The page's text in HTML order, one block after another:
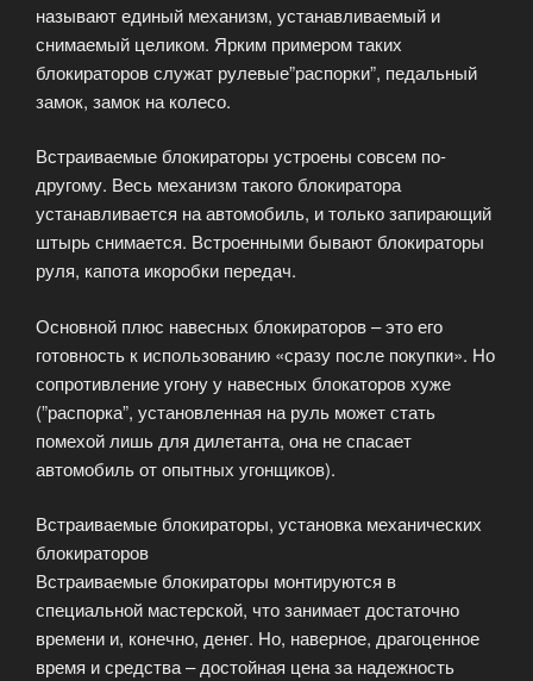
называют единый механизм, устанавливаемый и
снимаемый целиком. Ярким примером таких
блокираторов служат рулевые”распорки”, педальный
замок, замок на колесо.
Встраиваемые блокираторы устроены совсем по-
другому. Весь механизм такого блокиратора
устанавливается на автомобиль, и только запирающий
штырь снимается. Встроенными бывают блокираторы
руля, капота икоробки передач.
Основной плюс навесных блокираторов – это его
готовность к использованию «сразу после покупки». Но
сопротивление угону у навесных блокаторов хуже
(”распорка”, установленная на руль может стать
помехой лишь для дилетанта, она не спасает
автомобиль от опытных угонщиков).
Встраиваемые блокираторы, установка механических
блокираторов
Встраиваемые блокираторы монтируются в
специальной мастерской, что занимает достаточно
времени и, конечно, денег. Но, наверное, драгоценное
время и средства – достойная цена за надежность